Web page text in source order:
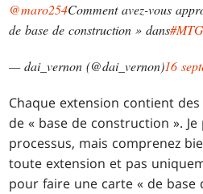
@maro254Comment avez-vous
de base de construction » dans
— dai_vernon (@dai_vernon)16
Chaque extension contient
de « base de construction ».
processus, mais comprenez
toute extension et pas
pour faire une carte « de base